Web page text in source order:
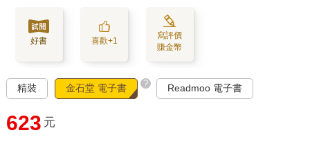
好書 喜歡+1
寫評價
賺金幣
精裝 金石堂 電子書 ? Readmoo 電子書
623 元